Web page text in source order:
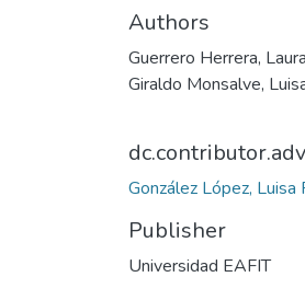
Authors
Guerrero Herrera,
Giraldo Monsalve,
González López, Luisa
Publisher
Universidad EAFIT